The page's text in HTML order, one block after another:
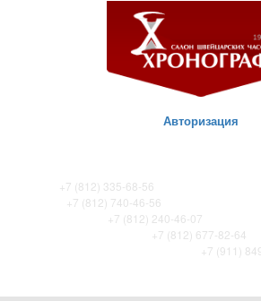
Авторизация
+7 (812) 335-68-56
+7 (812) 740-46-56
+7 (812) 240-46-07
+7 (812) 677-82-64
+7 (911)